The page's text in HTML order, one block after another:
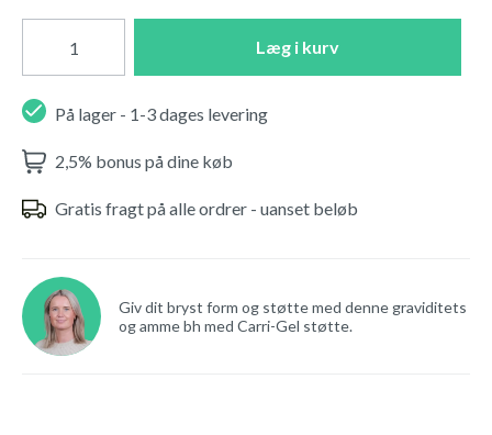
Læg i kurv
På lager - 1-3 dages levering
2,5% bonus på dine køb
Gratis fragt på alle ordrer - uanset beløb
Giv dit bryst form og støtte med denne graviditets
og amme bh med Carri-Gel støtte.